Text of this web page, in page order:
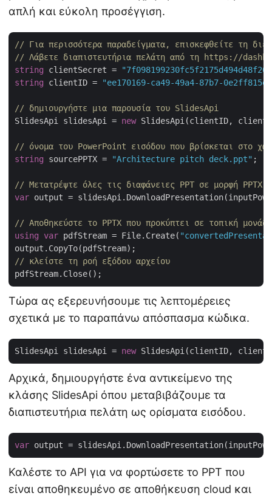
απλή και εύκολη προσέγγιση.
// Για περισσότερα παραδείγματα, επισκεφθείτε τη
// Λάβετε διαπιστευτήρια πελάτη από τη https://
string clientSecret =
string clientID = "ee170169-ca49-49a4-87b7-
// δημιουργήστε μια παρουσία του SlidesApi
SlidesApi slidesApi = new SlidesApi(clientID,
// όνομα του PowerPoint εισόδου που βρίσκεται στο
string sourcePPTX = "Architecture pitch deck.ppt" ;
// Μετατρέψτε όλες τις διαφάνειες PPT σε μορφή PPTX
var output =
// Αποθηκεύστε το PPTX που προκύπτει σε τοπική
using
var pdfStream = File.Create(
// κλείστε τη ροή εξόδου αρχείου
Τώρα ας εξερευνήσουμε τις λεπτομέρειες
σχετικά με το παραπάνω απόσπασμα κώδικα.
SlidesApi slidesApi = new
Αρχικά, δημιουργήστε ένα αντικείμενο της
κλάσης SlidesApi όπου μεταβιβάζουμε τα
διαπιστευτήρια πελάτη ως ορίσματα εισόδου.
var
Καλέστε το API για να φορτώσετε το PPT που
είναι αποθηκευμένο σε αποθήκευση cloud και